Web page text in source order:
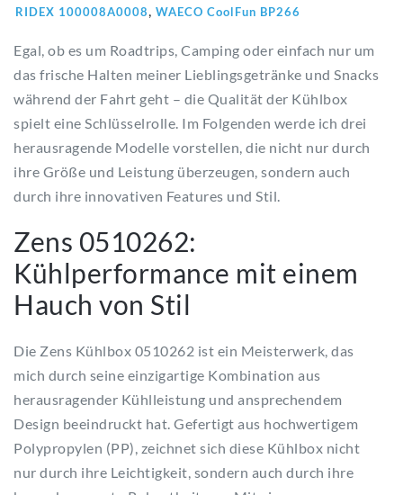
RIDEX 100008A0008, WAECO CoolFun BP266
Egal, ob es um Roadtrips, Camping oder einfach nur um
das frische Halten meiner Lieblingsgetränke und Snacks
während der Fahrt geht – die Qualität der Kühlbox
spielt eine Schlüsselrolle. Im Folgenden werde ich drei
herausragende Modelle vorstellen, die nicht nur durch
ihre Größe und Leistung überzeugen, sondern auch
durch ihre innovativen Features und Stil.
Zens 0510262:
Kühlperformance mit einem
Hauch von Stil
Die Zens Kühlbox 0510262 ist ein Meisterwerk, das
mich durch seine einzigartige Kombination aus
herausragender Kühlleistung und ansprechendem
Design beeindruckt hat. Gefertigt aus hochwertigem
Polypropylen (PP), zeichnet sich diese Kühlbox nicht
nur durch ihre Leichtigkeit, sondern auch durch ihre